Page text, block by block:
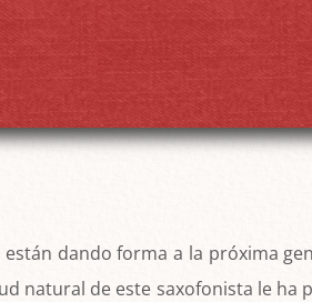
dando forma a la próxima
natural de este saxofonista le